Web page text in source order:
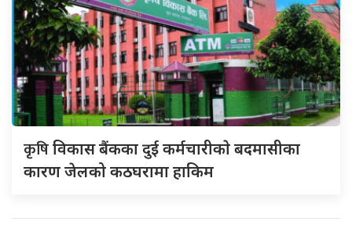
कृषिविकास बैंकका दुई कर्मचारीकाे बदमासीका
कारण जेलको कठघरामा हाकिम